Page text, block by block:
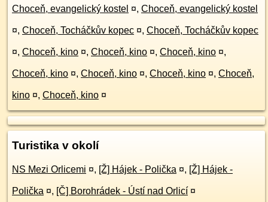
Choceň, evangelický kostel ¤, Choceň, evangelický kostel
¤, Choceň, Tocháčkův kopec ¤, Choceň, Tocháčkův kopec
¤, Choceň, kino ¤, Choceň, kino ¤, Choceň, kino ¤,
Choceň, kino ¤, Choceň, kino ¤, Choceň, kino ¤, Choceň,
kino ¤, Choceň, kino ¤
Turistika v okolí
NS Mezi Orlicemi ¤, [Ž] Hájek - Polička ¤, [Ž] Hájek -
Polička ¤, [Č] Borohrádek - Ústí nad Orlicí ¤